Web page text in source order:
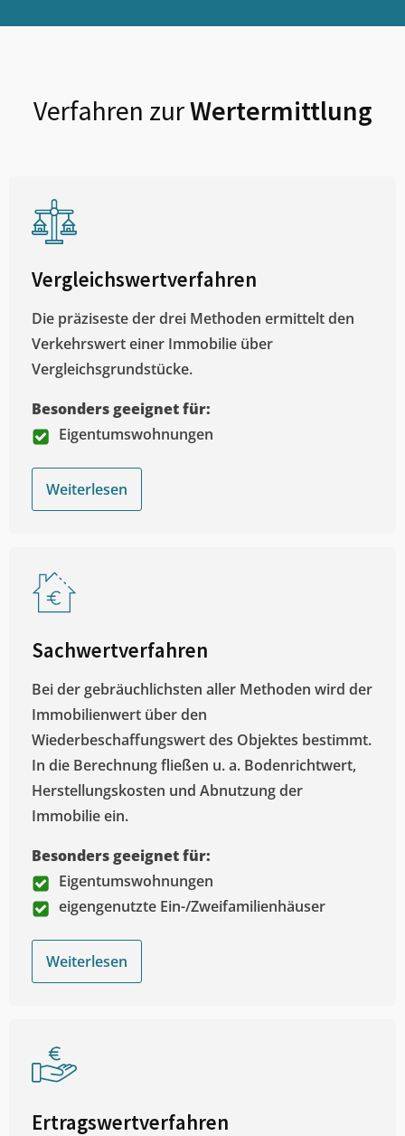
Verfahren zurWertermittlung
Vergleichswertverfahren
Die präziseste der drei Methoden ermittelt den
Verkehrswert einer Immobilie über
Vergleichsgrundstücke.
Besonders geeignet für:
Eigentumswohnungen
Weiterlesen
Sachwertverfahren
Bei der gebräuchlichsten aller Methoden wird der
Immobilienwert über den
Wiederbeschaffungswert des Objektes bestimmt.
In die Berechnung fließen u. a. Bodenrichtwert,
Herstellungskosten und Abnutzung der
Immobilie ein.
Besonders geeignet für:
Eigentumswohnungen
eigengenutzte Ein-/Zweifamilienhäuser
Weiterlesen
Ertragswertverfahren